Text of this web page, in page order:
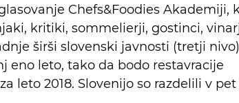
Chefs&Foodies Akademiji,
kritiki, sommelierji, gostinci,
širši slovenski javnosti (tretji
eno leto, tako da bodo restavracije
leto 2018. Slovenijo so razdelili v pet